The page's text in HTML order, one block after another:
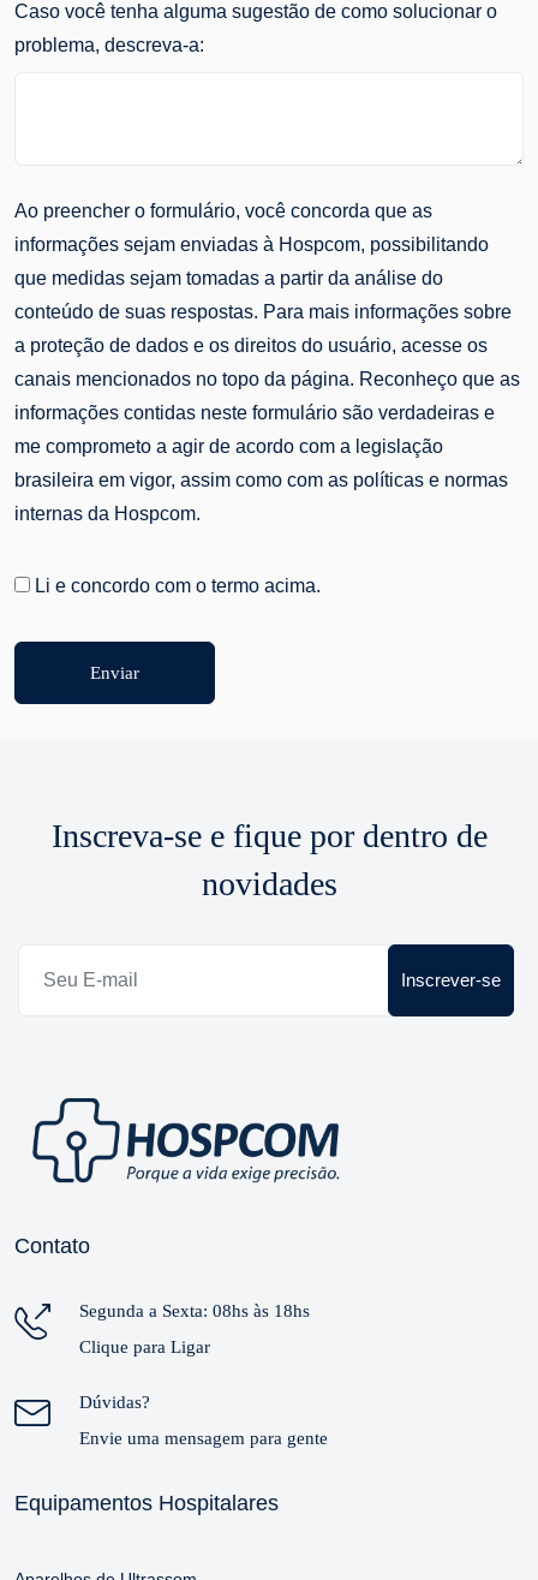
Caso você tenha alguma sugestão de como solucionar o
problema, descreva-a:
Ao preencher o formulário, você concorda que as
informações sejam enviadas à Hospcom, possibilitando
que medidas sejam tomadas a partir da análise do
conteúdo de suas respostas. Para mais informações sobre
a proteção de dados e os direitos do usuário, acesse os
canais mencionados no topo da página. Reconheço que as
informações contidas neste formulário são verdadeiras e
me comprometo a agir de acordo com a legislação
brasileira em vigor, assim como com as políticas e normas
internas da Hospcom.
Li e concordo com o termo acima.
Enviar
Inscreva-se e fique por dentro de
novidades
Inscrever-se
Contato
Segunda a Sexta: 08hs às 18hs
Clique para Ligar
Dúvidas?
Envie uma mensagem para gente
Equipamentos Hospitalares